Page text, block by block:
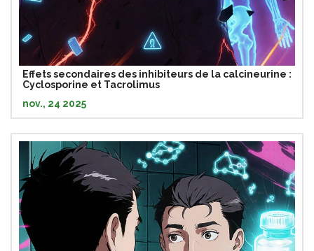
Effets secondaires des inhibiteurs de la calcineurine :
Cyclosporine et Tacrolimus
nov., 24 2025